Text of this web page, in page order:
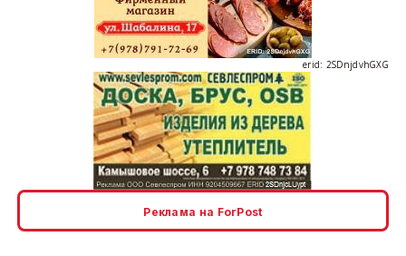
erid: 2SDnjdvhGXG
Реклама на ForPost